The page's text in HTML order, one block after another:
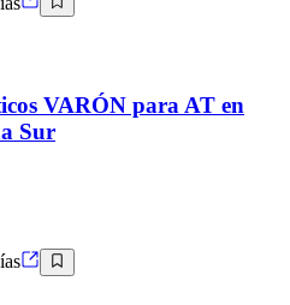
VARÓN para AT en
Sur